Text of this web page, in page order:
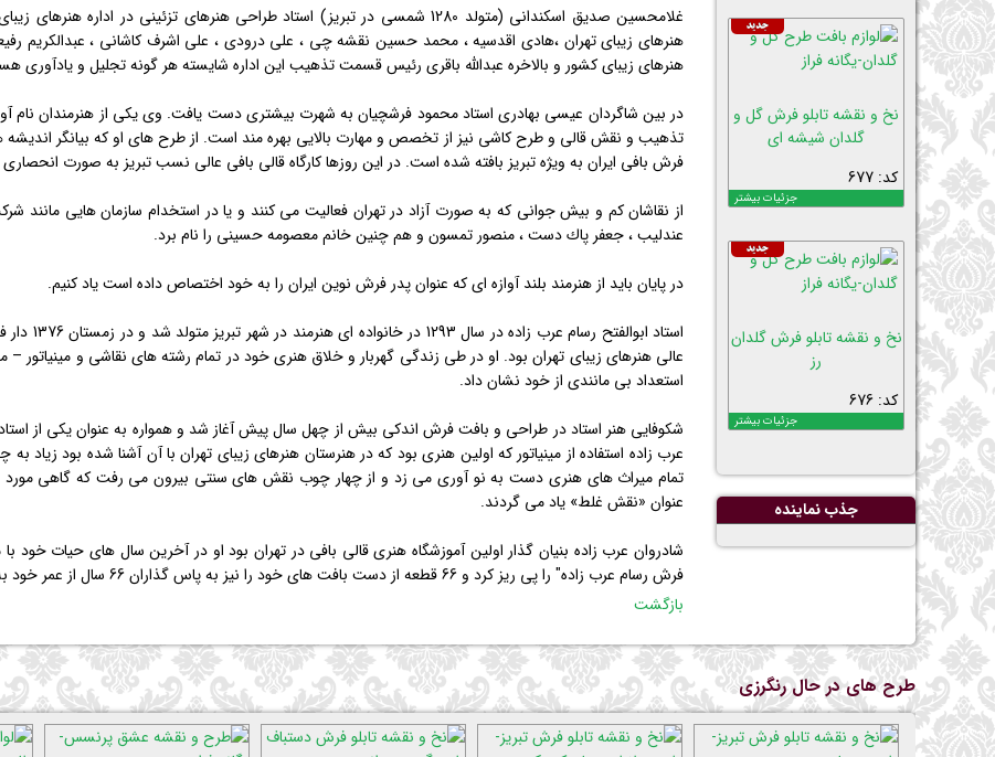
غلامحسین صدیق اسكندانی (متولد 1280 شمسی در تبریز) استاد طراحی هنرهای تزئینی
هنرهای زیبای تهران ،هادی اقدسیه ، محمد حسین نقشه چی ، علی درودی ، علی اشرف كاشانی ، عبدالكریم
هنرهای زیبای كشور و بالاخره عبدالله باقری رئیس قسمت تذهیب این اداره شایسته هر گونه تجلیل و یادآوری
در بین شاگردان عیسی بهادری استاد محمود فرشچیان به شهرت بیشتری دست یافت. وی یكی از هنرمندان نام
تذهیب و نقش قالی و طرح كاشی نیز از تخصص و مهارت بالایی بهره مند است. از طرح های او كه بیانگر اندیشه
فرش بافی ایران به ویژه تبریز بافته شده است. در این روزها كارگاه قالی بافی عالی نسب تبریز به صورت انحصاری
از نقاشان كم و بیش جوانی كه به صورت آزاد در تهران فعالیت می كنند و یا در استخدام سازمان هایی
عندلیب ، جعفر پاك دست ، منصور تمسون و هم چنین خانم معصومه حسینی را نام برد.
در پایان باید از هنرمند بلند آوازه ای كه عنوان پدر فرش نوین ایران را به خود اختصاص داده است یاد کنیم.
استاد
عالی هنرهای زیبای تهران بود. او در طی زندگی گهربار و خلاق هنری خود در تمام رشته های نقاشی و
استعداد بی مانندی از خود نشان داد.
شكوفایی هنر استاد در طراحی و بافت فرش اندكی بیش از چهل سال پیش آغاز شد و همواره به عنوان یكی از
عرب زاده استفاده از مینیاتور كه اولین هنری بود كه در هنرستان هنرهای زیبای تهران با آن آشنا شده بود
تمام میراث های هنری دست به نو آوری می زد و از چهار چوب نقش های سنتی بیرون می رفت كه گاهی مورد
عنوان «نقش غلط» یاد می گردند.
شادروان عرب زاده بنیان گذار اولین آموزشگاه هنری قالی بافی در تهران بود او در آخرین سال های حیات
فرش رسام عرب زاده" را پی ریز كرد و 66 قطعه از دست بافت های خود را نیز به پاس گذاران 66 سال از عمر خود به آن بنیاد اهداء كرد.
بازگشت
نخ و نقشه تابلو فرش گل و
گلدان شیشه ای
کد: 677
جزئیات بیشتر
نخ و نقشه تابلو فرش گلدان
رز
کد: 676
جزئیات بیشتر
جذب نماينده
طرح های در حال رنگرزی